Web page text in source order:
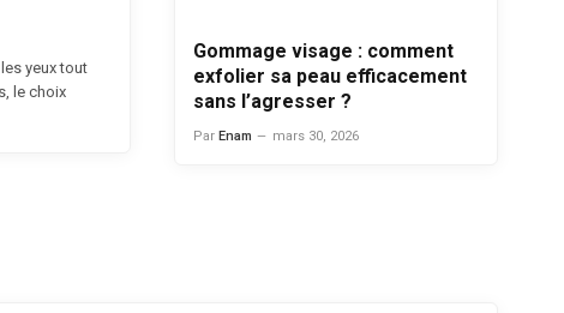
yeux tout
le choix
Gommage visage : comment
exfolier sa peau efficacement
sans l’agresser ?
Par Enam mars 30, 2026